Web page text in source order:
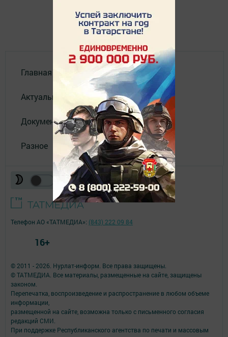
Главная
Актуальное видео
Документы
Разное
© 2011 - 2026. Нурлат-⁠информ. Все права защищены.
© ТАТМЕДИА. Все материалы, размещенные на сайте, защищены
законом.
Перепечатка, воспроизведение и распространение в любом объеме
информации,
размещенной на сайте, возможна только с письменного согласия
редакций СМИ.
При поддержке Республиканского агентства по печати и массовым
Телефон АО «ТАТМЕДИА»: (843) 222 09 84
16+